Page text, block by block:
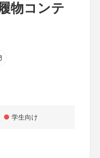
物コンテ
学生向け